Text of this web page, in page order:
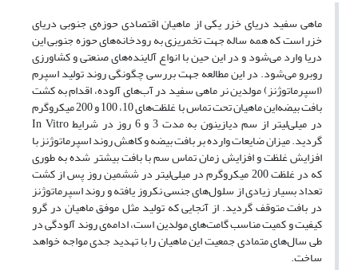
ماهی سفید دریای خزر یکی از ماهیان اقتصادی حوزه‌ی جنوبی دریای
خزر است که همه ساله جهت تخمریزی به رودخانه‌های حوزه جنوبی این
دریا وارد می‌شود و در این حین با انواع آلاینده‌های صنعتی و کشاورزی
روبرو می‌شود. در این مطالعه جهت بررسی چگونگی روند تولید اسپرم
(اسپرماتوژنز) مولدین نر ماهی سفید در آب‌های آلوده، اقدام به کشت
بافت بیضه‌این ماهیان تحت تماس با غلظت‌های 10، 100 و 200 میکروگرم
در میلی‌لیتر از سم دیازینون به مدت 3 و 6 روز در شرایط In Vitro
گردید. میزان ضایعات وارده بر بافت بیضه و کاهش روند اسپرماتوژنز با
افزایش غلظت و افزایش زمان تماس سم با بافت بیشتر شده به طوری
که در غلظت 200 میکروگرم در میلی‌لیتر در ششمین روز پس از کشت
تعداد بسیار زیادی از سلول‌های جنسی نکروز یافته و روند اسپرماتوژنز
در بافت متوقف گردید. از آنجایی که تولید مثل موفق ماهیان در گرو
کیفیت و کمیت مناسب گامت‌های مولدین است، ادامه‌ی روند آلودگی در
طی سال‌های متمادی جمعیت این ماهیان را با تهدید جدی مواجه خواهد
ساخت.